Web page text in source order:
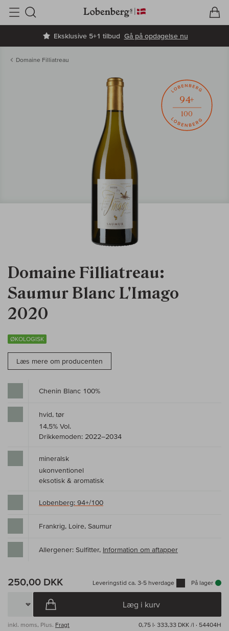
Eksklusive 5+1 tilbud Gå på opdagelse nu
Søg
Domaine Filliatreau
Domaine Filliatreau:
Saumur Blanc L'Imago
2020
ØKOLOGISK
Læs mere om producenten
94+
100
Chenin Blanc 100%
hvid, tør
14,5% Vol.
Drikkemoden: 2022–2034
mineralsk
ukonventionel
eksotisk & aromatisk
Lobenberg: 94+/100
Frankrig, Loire, Saumur
Allergener: Sulfitter, Information om aftapper
250,00 DKK Leveringstid ca. 3-5 hverdage På lager
Læg i kurv
inkl. moms, Plus. Fragt 0,75 l· 333,33 DKK /l · 54404H